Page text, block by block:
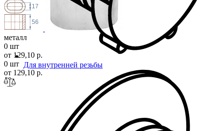
Для внутренней резьбы
17
56
металл
0 шт
от 129,10 р.
0 шт
от 129,10 р.